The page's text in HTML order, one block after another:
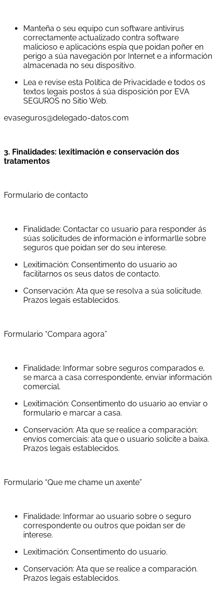
Manteña o seu equipo cun software antivirus
correctamente actualizado contra software
malicioso e aplicacións espía que poidan poñer en
perigo a súa navegación por Internet e a información
almacenada no seu dispositivo.
Lea e revise esta Política de Privacidade e todos os
textos legais postos á súa disposición por EVA
SEGUROS no Sitio Web.
evaseguros@delegado-datos.com
3. Finalidades: lexitimación e conservación dos
tratamentos
Formulario de contacto
Finalidade: Contactar co usuario para responder ás
súas solicitudes de información e informarlle sobre
seguros que poidan ser do seu interese.
Lexitimación: Consentimento do usuario ao
facilitarnos os seus datos de contacto.
Conservación: Ata que se resolva a súa solicitude.
Prazos legais establecidos.
Formulario “Compara agora”
Finalidade: Informar sobre seguros comparados e,
se marca a casa correspondente, enviar información
comercial.
Lexitimación: Consentimento do usuario ao enviar o
formulario e marcar a casa.
Conservación: Ata que se realice a comparación;
envíos comerciais: ata que o usuario solicite a baixa.
Prazos legais establecidos.
Formulario “Que me chame un axente”
Finalidade: Informar ao usuario sobre o seguro
correspondente ou outros que poidan ser de
interese.
Lexitimación: Consentimento do usuario.
Conservación: Ata que se realice a comparación.
Prazos legais establecidos.